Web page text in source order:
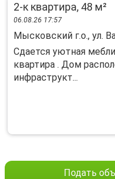
2-к квартира, 48 м²
06.08.26 17:57
Мысковский г.о., ул.
Сдается уютная
квартира . Дом
инфраструкт...
Подать